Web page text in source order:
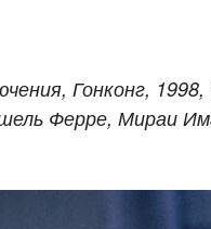
Гонконг, 1998,
Ферре, Мираи